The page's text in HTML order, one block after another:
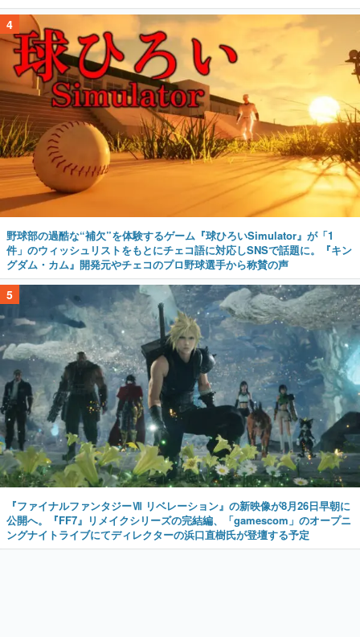
4
野球部の過酷な“補欠”を体験するゲーム『球ひろいSimulator』が「1
件」のウィッシュリストをもとにチェコ語に対応しSNSで話題に。『キン
グダム・カム』開発元やチェコのプロ野球選手から称賛の声
5
『ファイナルファンタジーⅦ リベレーション』の新映像が8月26日早朝に
公開へ。『FF7』リメイクシリーズの完結編、「gamescom」のオープニ
ングナイトライブにてディレクターの浜口直樹氏が登壇する予定